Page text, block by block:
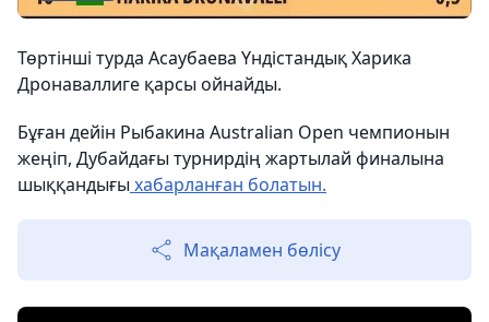
Төртінші турда Асаубаева Үндістандық Харика
Дронаваллиге қарсы ойнайды.
Бұған дейін Рыбакина Australian Open чемпионын
жеңіп, Дубайдағы турнирдің жартылай финалына
шыққандығы хабарланған болатын.
Мақаламен бөлісу